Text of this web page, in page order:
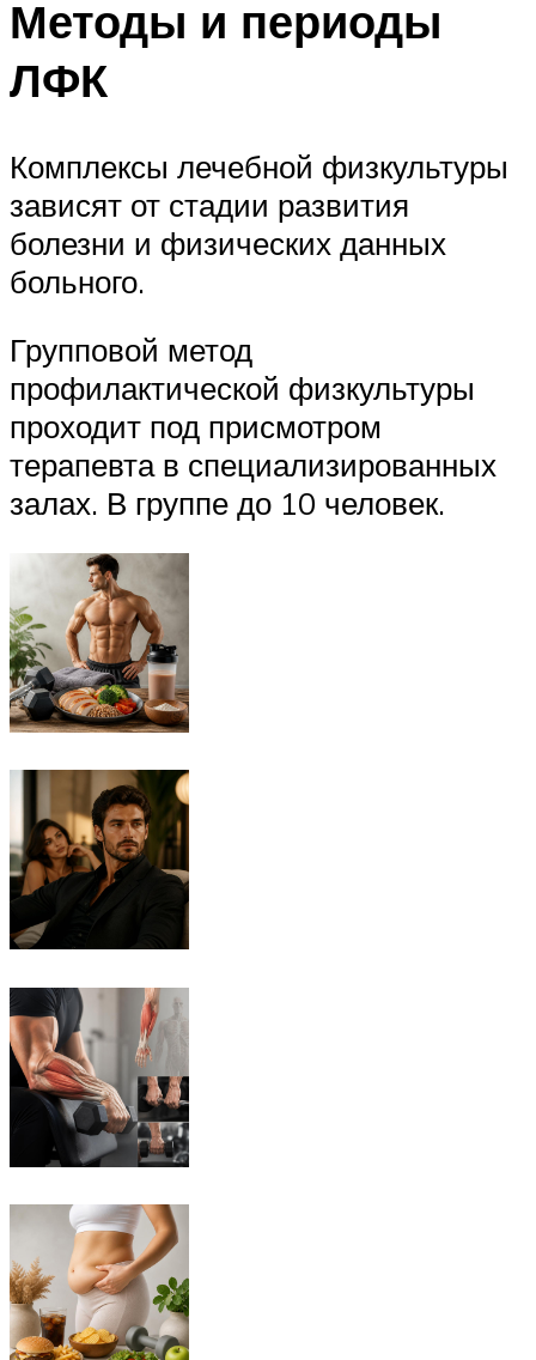
Методы и периоды
ЛФК
Комплексы лечебной физкультуры
зависят от стадии развития
болезни и физических данных
больного.
Групповой метод
профилактической физкультуры
проходит под присмотром
терапевта в специализированных
залах. В группе до 10 человек.